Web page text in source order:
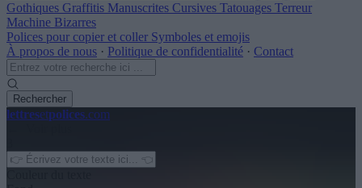
Gothiques Graffitis Manuscrites Cursives Tatouages Terreur
Machine Bizarres
Polices pour copier et coller Symboles et emojis
À propos de nous · Politique de confidentialité · Contact
Rechercher
lettresetpolices.com